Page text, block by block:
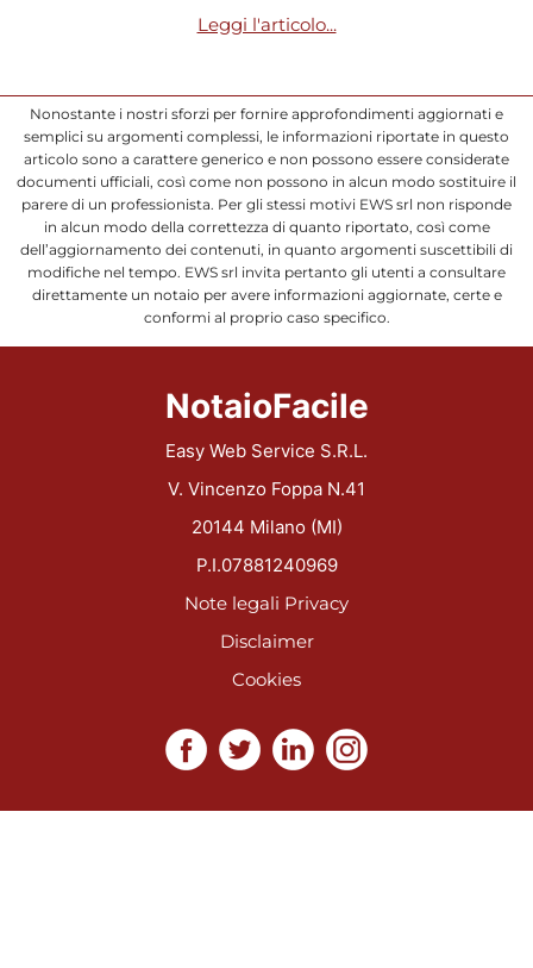
Leggi l'articolo...
Nonostante i nostri sforzi per fornire approfondimenti aggiornati e
semplici su argomenti complessi, le informazioni riportate in questo
articolo sono a carattere generico e non possono essere considerate
documenti ufficiali, così come non possono in alcun modo sostituire il
parere di un professionista. Per gli stessi motivi EWS srl non risponde
in alcun modo della correttezza di quanto riportato, così come
dell’aggiornamento dei contenuti, in quanto argomenti suscettibili di
modifiche nel tempo. EWS srl invita pertanto gli utenti a consultare
direttamente un notaio per avere informazioni aggiornate, certe e
conformi al proprio caso specifico.
NotaioFacile
Easy Web Service S.R.L.
V. Vincenzo Foppa N.41
20144 Milano (MI)
P.I.07881240969
Note legali Privacy
Disclaimer
Cookies